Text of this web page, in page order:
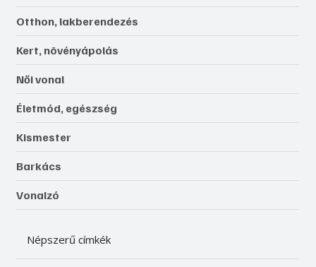
Otthon, lakberendezés
Kert, növényápolás
Női vonal
Életmód, egészség
Kismester
Barkács
Vonalzó
Népszerű címkék